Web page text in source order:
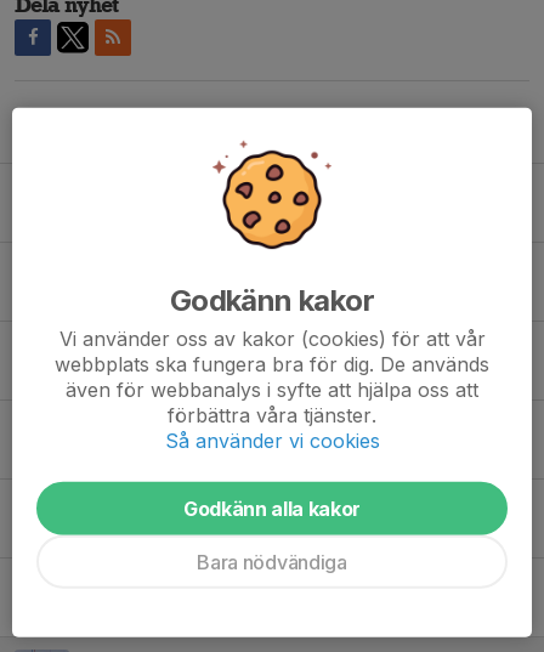
7 jan, 12:34
30 dec 2025
Anmälan U14 läger Sundsvall 31/1-2/2
14 jan 2025
9 jan 2025
Godkänn kakor
Vi använder oss av kakor (cookies) för att vår
webbplats ska fungera bra för dig. De används
även för webbanalys i syfte att hjälpa oss att
förbättra våra tjänster.
Så använder vi cookies
Godkänn alla kakor
Bara nödvändiga